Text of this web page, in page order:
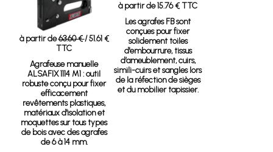
à partir de63.60 €/ 51.61 €
TTC
Agrafeuse manuelle
ALSAFIX 1114 M1: outil
robuste conçu pour fixer
efficacement
revêtements plastiques,
matériaux d'isolation et
moquettes sur tous types
de bois avec des agrafes
de 6 à 14 mm.
à partir de 15.76 € TTC
Les agrafes FB sont
conçues pour fixer
solidement toiles
d'embourrure, tissus
d’ameublement, cuirs,
simili-cuirs et sangles lors
de la réfection de sièges
et du mobilier tapissier.